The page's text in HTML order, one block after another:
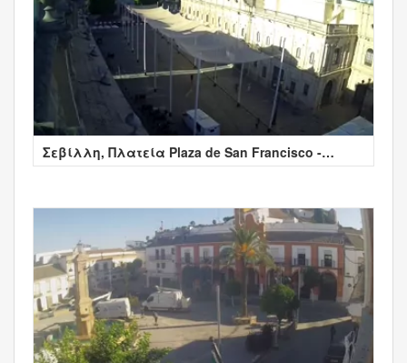
Σεβίλλη, Πλατεία Plaza de San Francisco -
Seville